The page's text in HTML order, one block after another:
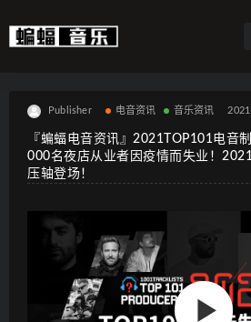
Publisher 电音资讯 音乐资讯
『蝙蝠电音资讯』2021TOP101电音
000名夜店从业者因疫情而失业！
压轴登场！